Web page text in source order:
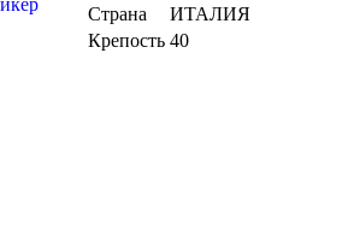
Страна
ИТАЛИЯ
Крепость 40